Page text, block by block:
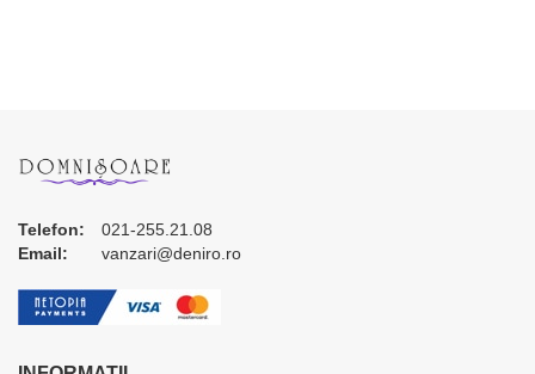
Telefon:
021-255.21.08
Email:
vanzari@deniro.ro